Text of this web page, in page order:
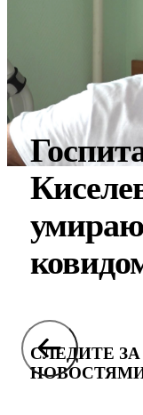
СЛЕДИТЕ ЗА